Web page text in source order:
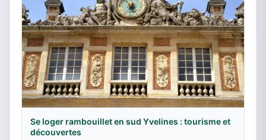
Se loger rambouillet en sud Yvelines : tourisme et
découvertes